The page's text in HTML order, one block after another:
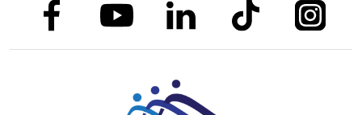
link to facebooklink to youtubelink to linkedinlink to tiktok link to